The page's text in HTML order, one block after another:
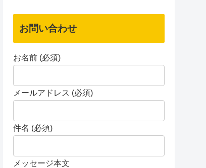
お問い合わせ
お名前 (必須)
メールアドレス (必須)
件名 (必須)
メッセージ本文